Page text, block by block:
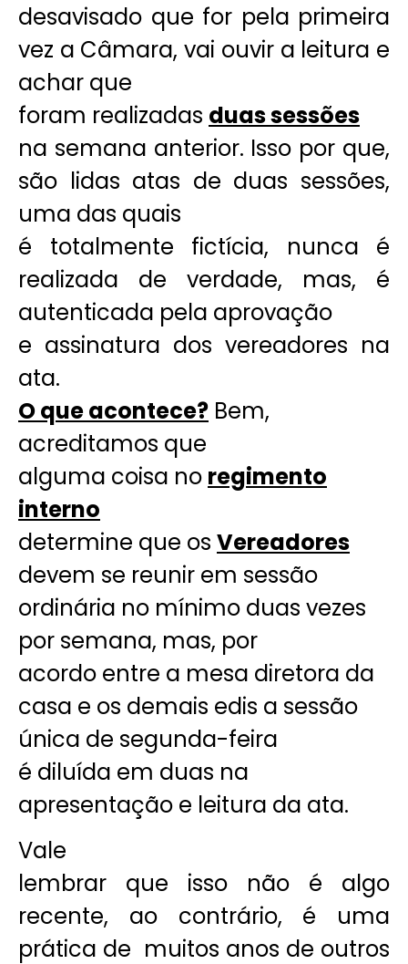
desavisado que for pela primeira
vez a Câmara, vai ouvir a leitura e
achar que
foram realizadas duas sessões
na semana anterior. Isso por que,
são lidas atas de duas sessões,
uma das quais
é totalmente fictícia, nunca é
realizada de verdade, mas, é
autenticada pela aprovação
e assinatura dos vereadores na
ata.
O que acontece? Bem,
acreditamos que
alguma coisa no regimento
interno
determine que os Vereadores
devem se reunir em sessão
ordinária no mínimo duas vezes
por semana, mas, por
acordo entre a mesa diretora da
casa e os demais edis a sessão
única de segunda-feira
é diluída em duas na
apresentação e leitura da ata.
Vale
lembrar que isso não é algo
recente, ao contrário, é uma
prática de muitos anos de outros